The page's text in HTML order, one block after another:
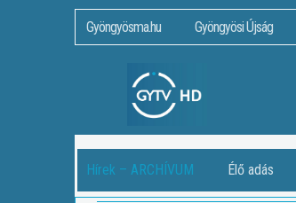
Gyöngyösma.hu Gyöngyösi Újság
Hírek – ARCHÍVUM Élő adás